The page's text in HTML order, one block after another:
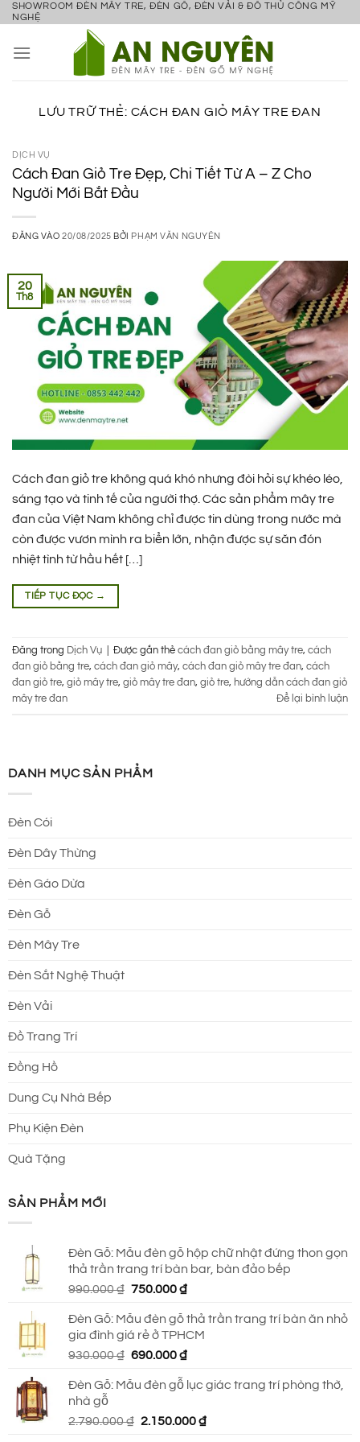
Bỏ
nội
SHOWROOM ĐÈN MÂY TRE, ĐÈN GỖ, ĐÈN VẢI & ĐỒ THỦ CÔNG MỸ
NGHỆ
LƯU TRỮ THẺ: CÁCH ĐAN GIỎ MÂY TRE ĐAN
DỊCH VỤ
Cách Đan Giỏ Tre Đẹp, Chi Tiết Từ A – Z Cho
Người Mới Bắt Đầu
ĐĂNG VÀO20/08/2025 BỞI PHẠM VĂN NGUYÊN
20
Th8
Cách đan giỏ tre không quá khó nhưng đòi hỏi sự khéo léo,
sáng tạo và tinh tế của người thợ. Các sản phẩm mây tre
đan của Việt Nam không chỉ được tin dùng trong nước mà
còn được vươn mình ra biển lớn, nhận được sự săn đón
nhiệt tình từ hầu hết […]
TIẾP TỤC ĐỌC →
Đăng trong Dịch Vụ Được gắn thẻ cách đan giỏ bằng mây tre, cách
đan giỏ bằng tre, cách đan giỏ mây, cách đan giỏ mây tre đan, cách
đan giỏ tre, giỏ mây tre, giỏ mây tre đan, giỏ tre, hướng dẫn cách đan giỏ
mây tre đan
Để lại bình luận
DANH MỤC SẢN PHẨM
Đèn Cói
Đèn Dây Thừng
Đèn Gáo Dừa
Đèn Gỗ
Đèn Mây Tre
Đèn Sắt Nghệ Thuật
Đèn Vải
Đồ Trang Trí
Đồng Hồ
Dung Cụ Nhà Bếp
Phụ Kiện Đèn
Quà Tặng
SẢN PHẨM MỚI
Đèn Gỗ: Mẫu đèn gỗ hộp chữ nhật đứng thon gọn
thả trần trang trí bàn bar, bàn đảo bếp
990.000₫ Giá
là:
990.000 ₫.
750.000₫Giá
tại
là:
750.000 ₫.
Đèn Gỗ: Mẫu đèn gỗ thả trần trang trí bàn ăn nhỏ
gia đình giá rẻ ở TPHCM
930.000₫ Giá
là:
690.000₫Giá
tại
690.000 ₫.
Đèn Gỗ: Mẫu đèn gỗ lục giác trang trí phòng thờ,
nhà gỗ
2.790.000₫ Giá
2.150.000₫Giá